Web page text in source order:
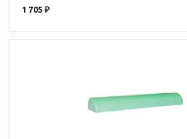
1 705 ₽